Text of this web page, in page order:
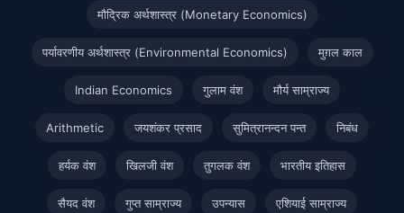
मौद्रिक अर्थशास्त्र (Monetary Economics)
पर्यावरणीय अर्थशास्त्र (Environmental Economics) मुग़ल काल
Indian Economics गुलाम वंश मौर्य साम्राज्य
Arithmetic जयशंकर प्रसाद सुमित्रानन्दन पन्त निबंध
हर्यक वंश खिलजी वंश तुगलक वंश भारतीय इतिहास
सैयद वंश गुप्त साम्राज्य उपन्यास एशियाई साम्राज्य